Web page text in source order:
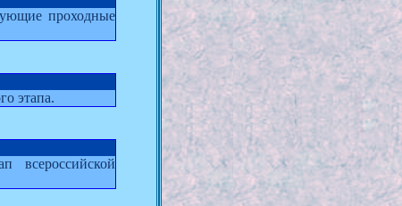
проходные
этапа.
всероссийской